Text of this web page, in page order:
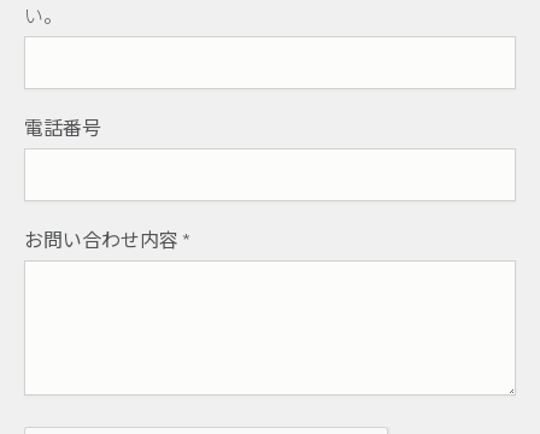
い。
電話番号
お問い合わせ内容 *